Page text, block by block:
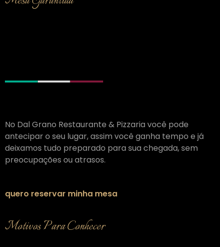
No Dal Grano Restaurante & Pizzaria você pode
antecipar o seu lugar, assim você ganha tempo e já
deixamos tudo preparado para sua chegada, sem
preocupações ou atrasos.
quero reservar minha mesa
Motivos Para Conhecer